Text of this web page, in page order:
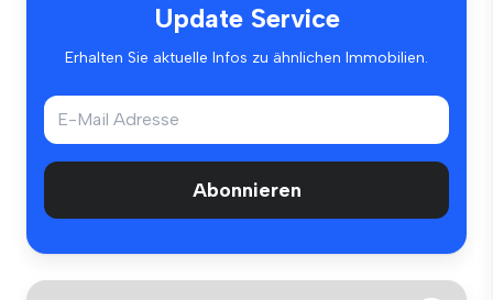
Update Service
Erhalten Sie aktuelle Infos zu ähnlichen Immobilien.
Abonnieren